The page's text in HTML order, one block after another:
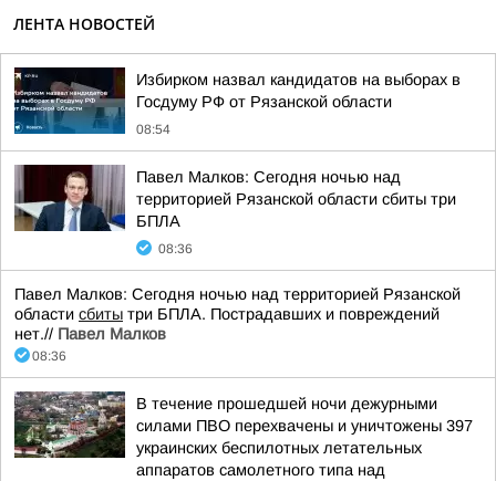
ЛЕНТА НОВОСТЕЙ
Избирком назвал кандидатов на выборах в
Госдуму РФ от Рязанской области
08:54
Павел Малков: Сегодня ночью над
территорией Рязанской области сбиты три
БПЛА
08:36
Павел Малков: Сегодня ночью над территорией Рязанской
области сбиты три БПЛА. Пострадавших и повреждений
нет.// Павел Малков
08:36
В течение прошедшей ночи дежурными
силами ПВО перехвачены и уничтожены 397
украинских беспилотных летательных
аппаратов самолетного типа над